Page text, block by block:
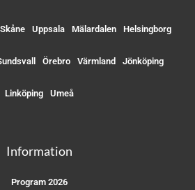
Skåne Uppsala Mälardalen Helsingborg
Örebro Värmland Jönköping
Linköping Umeå
Information
Program 2026